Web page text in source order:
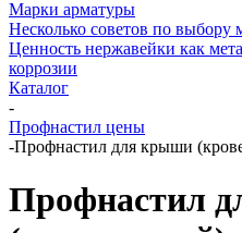
Марки арматуры
Несколько советов по выбору
Ценность нержавейки как
коррозии
Каталог
-
Профнастил цены
-Профнастил для крыши
Профнастил